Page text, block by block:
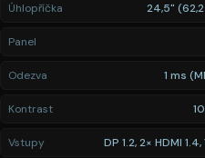
Úhlopříčka 24,5"
Panel
Odezva 1 ms
Kontrast
Vstupy DP 1.2, 2× HDMI